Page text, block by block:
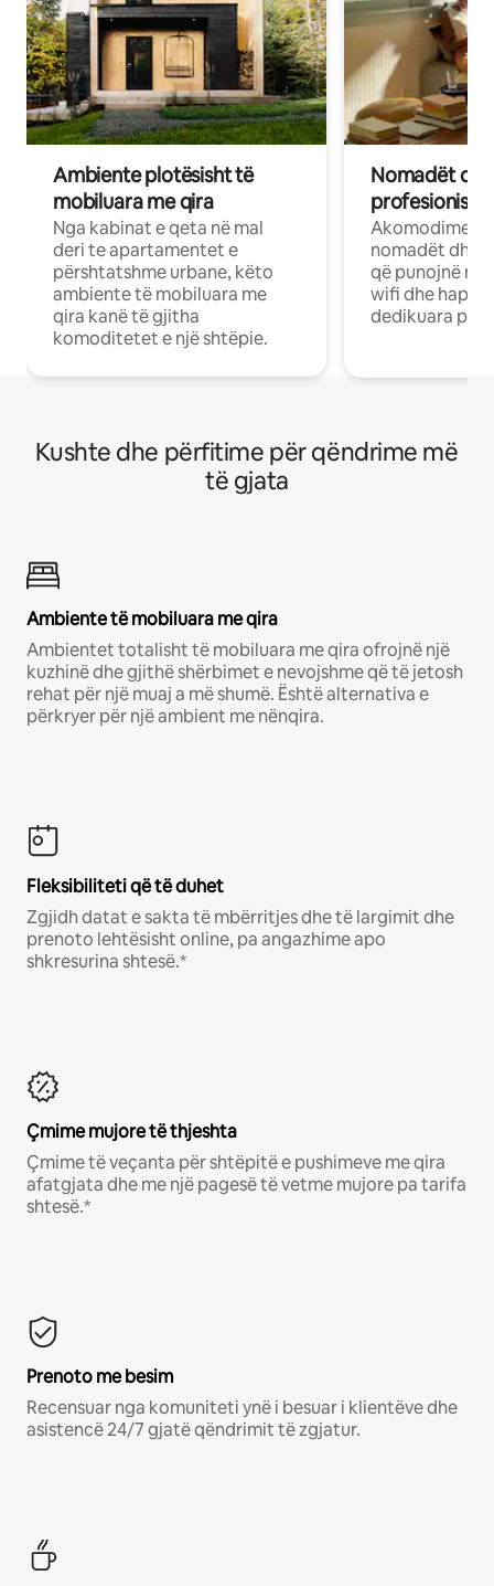
Ambiente plotësisht të
mobiluara me qira
Nga kabinat e qeta në mal
deri te apartamentet e
përshtatshme urbane, këto
ambiente të mobiluara me
qira kanë të gjitha
komoditetet e një shtëpie.
Nomadët
Akomodime
nomadët dhe
që punojnë në
wifi dhe
dedikuara
Kushte dhe përfitime për qëndrime më
të gjata
Ambiente të mobiluara me qira
Ambientet totalisht të mobiluara me qira ofrojnë një
kuzhinë dhe gjithë shërbimet e nevojshme që të jetosh
rehat për një muaj a më shumë. Është alternativa e
përkryer për një ambient me nënqira.
Fleksibiliteti që të duhet
Zgjidh datat e sakta të mbërritjes dhe të largimit dhe
prenoto lehtësisht online, pa angazhime apo
shkresurina shtesë.*
Çmime mujore të thjeshta
Çmime të veçanta për shtëpitë e pushimeve me qira
afatgjata dhe me një pagesë të vetme mujore pa tarifa
shtesë.*
Prenoto me besim
Recensuar nga komuniteti ynë i besuar i klientëve dhe
asistencë 24/7 gjatë qëndrimit të zgjatur.